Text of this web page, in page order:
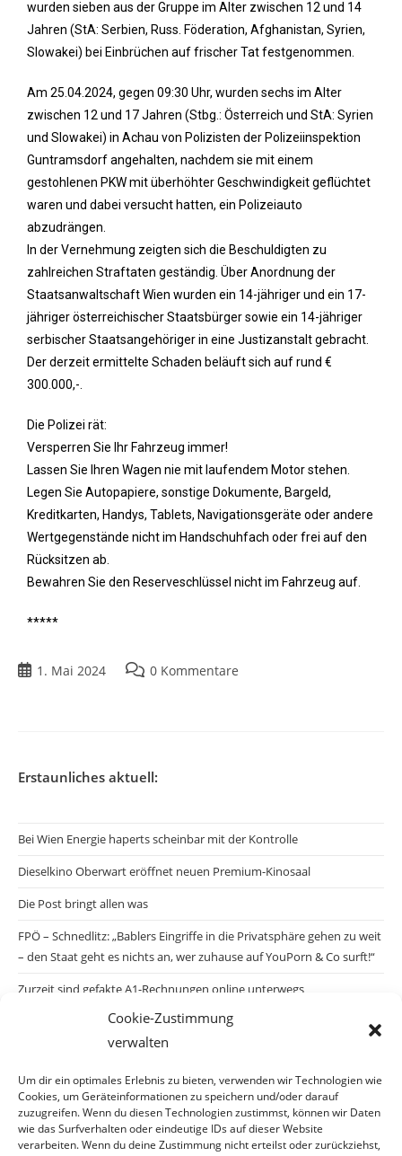
Cookie-Zustimmung
verwalten
Um dir ein optimales Erlebnis zu bieten, verwenden wir Technologien wie
Cookies, um Geräteinformationen zu speichern und/oder darauf
zuzugreifen. Wenn du diesen Technologien zustimmst, können wir Daten
wie das Surfverhalten oder eindeutige IDs auf dieser Website
verarbeiten. Wenn du deine Zustimmung nicht erteilst oder zurückziehst,
wurden sieben aus der Gruppe im Alter zwischen 12 und 14
Jahren (StA: Serbien, Russ. Föderation, Afghanistan, Syrien,
Slowakei) bei Einbrüchen auf frischer Tat festgenommen.
Am 25.04.2024, gegen 09:30 Uhr, wurden sechs im Alter
zwischen 12 und 17 Jahren (Stbg.: Österreich und StA: Syrien
und Slowakei) in Achau von Polizisten der Polizeiinspektion
Guntramsdorf angehalten, nachdem sie mit einem
gestohlenen PKW mit überhöhter Geschwindigkeit geflüchtet
waren und dabei versucht hatten, ein Polizeiauto
abzudrängen.
In der Vernehmung zeigten sich die Beschuldigten zu
zahlreichen Straftaten geständig. Über Anordnung der
Staatsanwaltschaft Wien wurden ein 14-jähriger und ein 17-
jähriger österreichischer Staatsbürger sowie ein 14-jähriger
serbischer Staatsangehöriger in eine Justizanstalt gebracht.
Der derzeit ermittelte Schaden beläuft sich auf rund €
300.000,-.
Die Polizei rät:
Versperren Sie Ihr Fahrzeug immer!
Lassen Sie Ihren Wagen nie mit laufendem Motor stehen.
Legen Sie Autopapiere, sonstige Dokumente, Bargeld,
Kreditkarten, Handys, Tablets, Navigationsgeräte oder andere
Wertgegenstände nicht im Handschuhfach oder frei auf den
Rücksitzen ab.
Bewahren Sie den Reserveschlüssel nicht im Fahrzeug auf.
*****
1. Mai 2024 0 Kommentare
Erstaunliches aktuell:
Bei Wien Energie haperts scheinbar mit der Kontrolle
Dieselkino Oberwart eröffnet neuen Premium-Kinosaal
Die Post bringt allen was
FPÖ – Schnedlitz: „Bablers Eingriffe in die Privatsphäre gehen zu weit
– den Staat geht es nichts an, wer zuhause auf YouPorn & Co surft!“
Zurzeit sind gefakte A1-Rechnungen online unterwegs
Salzburgs Juden und ihre Sicherheit: „Erst nach einem Anschlag wäre
die Gefahr endlich konkret!“
Biologisches Wunder in Ceuta
Ein vermeintliches Abschiebemärchen